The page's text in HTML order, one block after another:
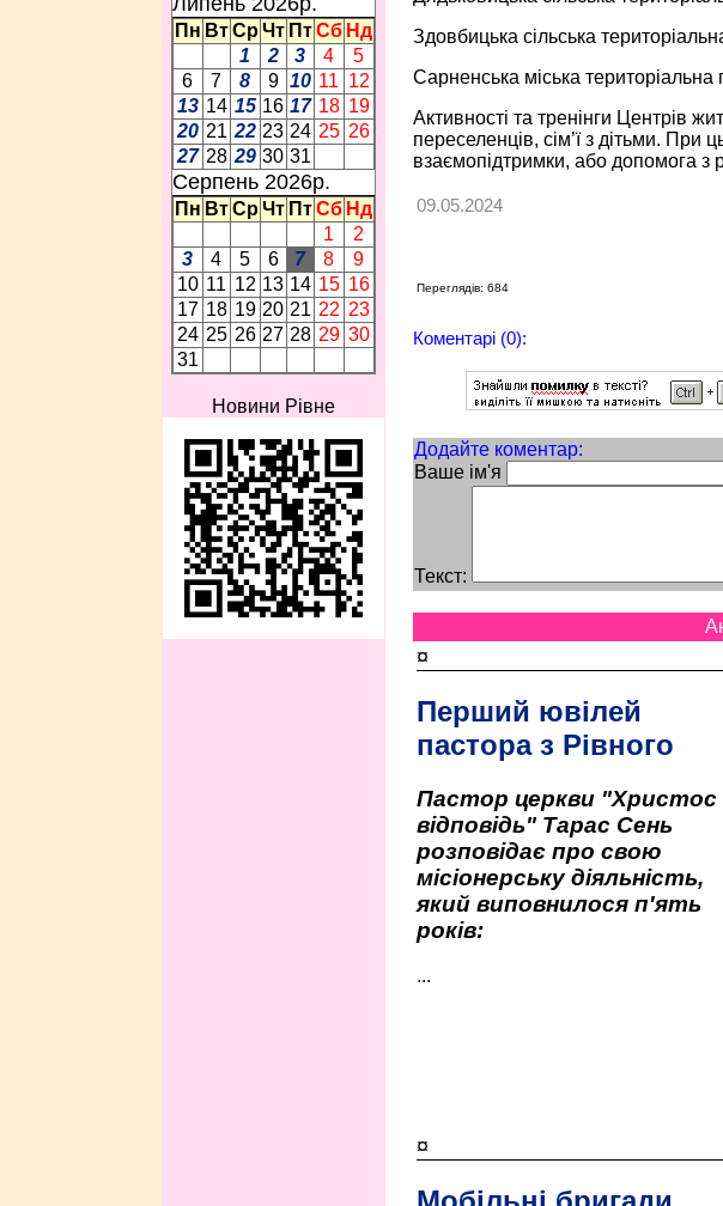
Пн Вт Ср Чт Пт Сб Нд
1
2 3 4
5
6
7 8 9 10 11 12
13 14 15 16 17 18 19
20 21 22 23 24 25 26
27 28 29 30 31
Серпень 2026p.
Пн Вт Ср Чт Пт Сб Нд
1
2
3
4 5 6 7 8
9
10 11 12 13 14 15 16
17 18 19 20 21 22 23
24 25 26 27 28 29 30
31
Новини Рівне
Здовбицька сільська
Сарненська міська територіальна
Активності та тренінги Центрів
переселенців, сім’ї з дітьми. При
взаємопідтримки, або допомога з
09.05.2024
Переглядів: 684
Коментарі (0):
Додайте коментар:
Ваше ім'я
Текст:
¤
Перший ювілей
пастора з Рівного
Пастор церкви "Христос
відповідь" Тарас Сень
розповідає про свою
місіонерську діяльність,
який виповнилося п'ять
років:
...
¤